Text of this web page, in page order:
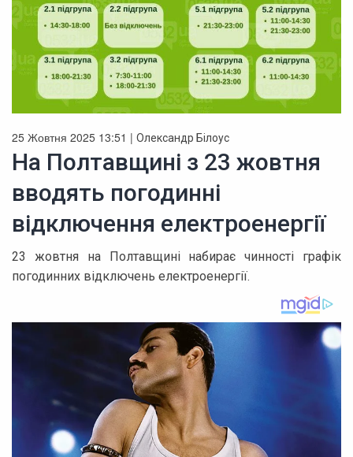
25 Жовтня 2025 13:51 | Олександр Білоус
На Полтавщині з 23 жовтня
вводять погодинні
відключення електроенергії
23 жовтня на Полтавщині набирає чинності графік
погодинних відключень електроенергії.